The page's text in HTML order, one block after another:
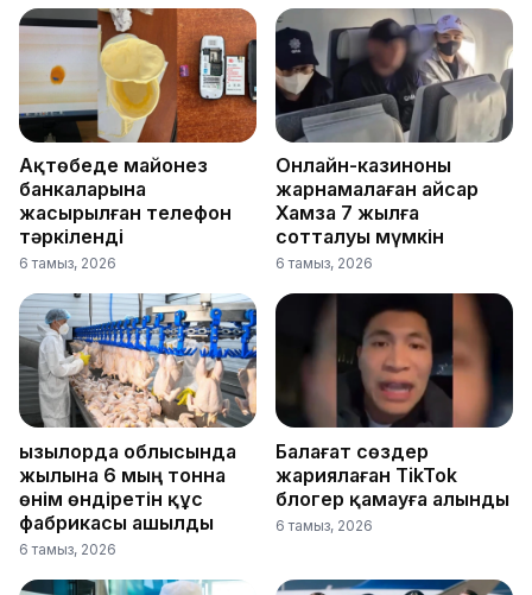
Ақтөбеде майонез
банкаларына
жасырылған телефон
тәркіленді
6 тамыз, 2026
Онлайн-казиноны
жарнамалаған Қайсар
Хамза 7 жылға
сотталуы мүмкін
6 тамыз, 2026
Қызылорда облысында
жылына 6 мың тонна
өнім өндіретін құс
фабрикасы ашылды
6 тамыз, 2026
Балағат сөздер
жариялаған TikTok
блогер қамауға алынды
6 тамыз, 2026